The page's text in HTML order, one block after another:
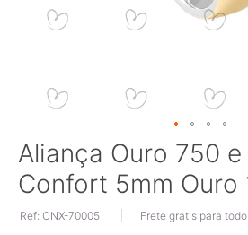
Saltar
para
o
da
Aliança Ouro 750
Confort 5mm Ouro
Ref: CNX-70005 Frete gratis para